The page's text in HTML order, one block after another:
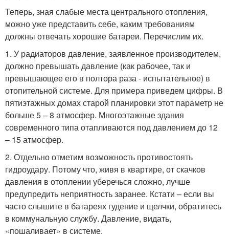
Теперь, зная слабые места центрального отопления,
можно уже представить себе, каким требованиям
должны отвечать хорошие батареи. Перечислим их.
1. У радиаторов давление, заявленное производителем,
должно превышать давление (как рабочее, так и
превышающее его в полтора раза - испытательное) в
отопительной системе. Для примера приведем цифры. В
пятиэтажных домах старой планировки этот параметр не
больше 5 – 8 атмосфер. Многоэтажные здания
современного типа отапливаются под давлением до 12
– 15 атмосфер.
2. Отдельно отметим возможность противостоять
гидроудару. Потому что, живя в квартире, от скачков
давления в отоплении уберечься сложно, лучше
предупредить неприятность заранее. Кстати – если вы
часто слышите в батареях гудение и щелчки, обратитесь
в коммунальную службу. Давление, видать,
«пошаливает» в системе.